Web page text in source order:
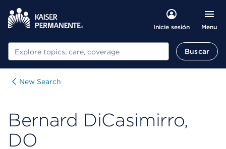
Inicie sesión Menu
Buscar Buscar
New Search
Bernard DiCasimirro,
DO